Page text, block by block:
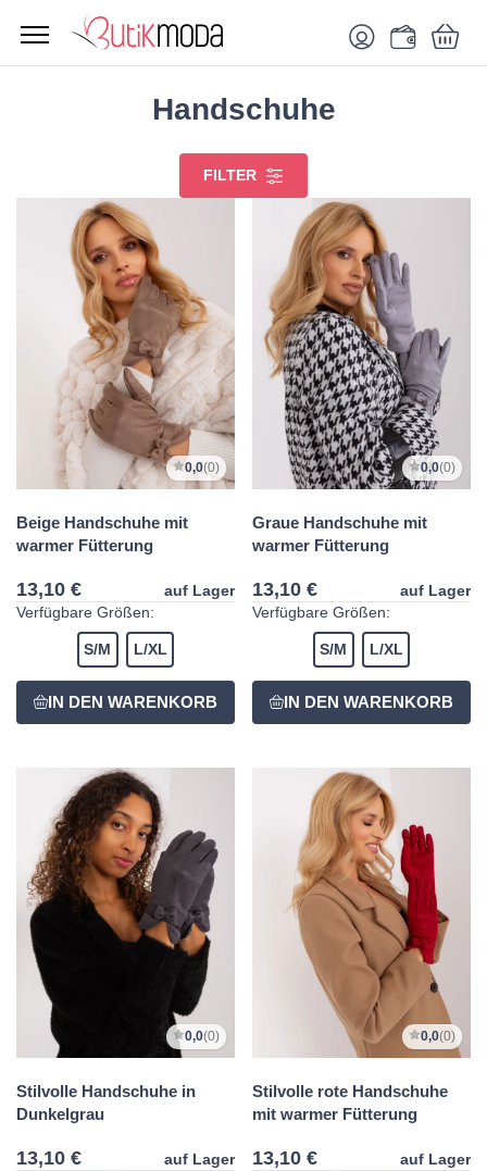
Handschuhe
FILTER
0,0(0)
Beige Handschuhe mit
warmer Fütterung
13,10 €
auf Lager
Verfügbare Größen:
S/M L/XL
0,0(0)
Graue Handschuhe mit
warmer Fütterung
13,10 €
auf Lager
Verfügbare Größen:
S/M L/XL
0,0(0)
Stilvolle Handschuhe in
Dunkelgrau
13,10 €
auf Lager
0,0(0)
Stilvolle rote Handschuhe
mit warmer Fütterung
13,10 €
auf Lager